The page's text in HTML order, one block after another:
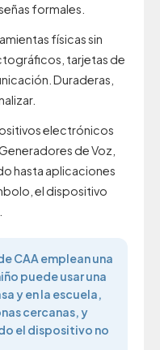
formales.
físicas sin
tarjetas de
Duraderas,
electrónicos
de Voz,
hasta aplicaciones
el dispositivo
CAA emplean una
puede usar una
y en la escuela,
cercanas, y
el dispositivo no